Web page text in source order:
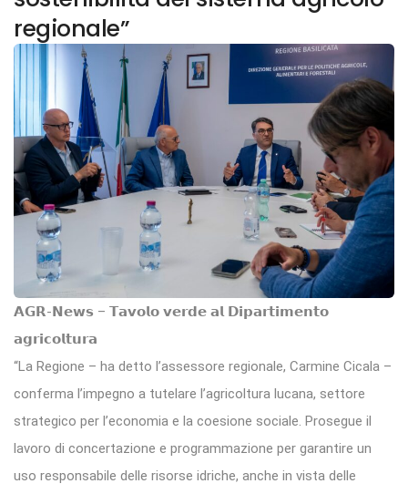
regionale”
𝗔𝗚𝗥-𝗡𝗲𝘄𝘀 – 𝗧𝗮𝘃𝗼𝗹𝗼 𝘃𝗲𝗿𝗱𝗲 𝗮𝗹 𝗗𝗶𝗽𝗮𝗿𝘁𝗶𝗺𝗲𝗻𝘁𝗼
𝗮𝗴𝗿𝗶𝗰𝗼𝗹𝘁𝘂𝗿𝗮
“La Regione – ha detto l’assessore regionale, Carmine Cicala –
conferma l’impegno a tutelare l’agricoltura lucana, settore
strategico per l’economia e la coesione sociale. Prosegue il
lavoro di concertazione e programmazione per garantire un
uso responsabile delle risorse idriche, anche in vista delle